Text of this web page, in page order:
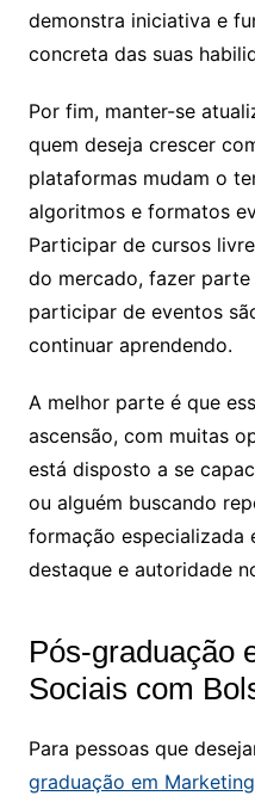
demonstra iniciativa e
concreta das suas
Por fim, manter-se
quem deseja crescer
plataformas mudam o
algoritmos e formatos
Participar de cursos
do mercado, fazer
participar de eventos
continuar aprendendo.
A melhor parte é que
ascensão, com muitas
está disposto a se
ou alguém buscando
formação especializada
destaque e autoridade
Pós-graduação
Sociais com
Para pessoas que
graduação em